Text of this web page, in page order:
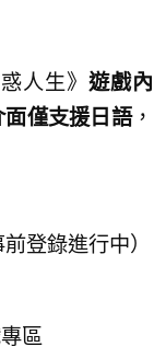
人生》 遊戲內
僅支援日語，
登錄進行中）
區